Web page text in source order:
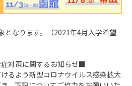
となります。（2021年4月入学希望
対策に関するお知らせ■
るよう新型コロナウイルス感染拡大